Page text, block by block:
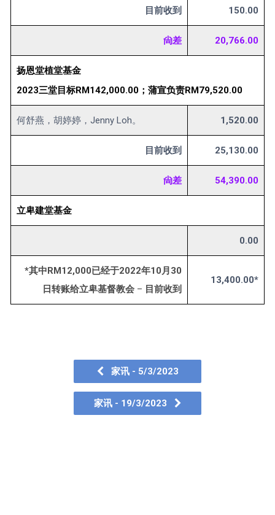
目前收到 150.00
尙差 20,766.00
扬恩堂植堂基金
2023三堂目标RM142,000.00；蒲宣负责RM79,520.00
何舒燕，胡婷婷，Jenny Loh。 1,520.00
目前收到 25,130.00
尙差 54,390.00
立卑建堂基金
0.00
*其中RM12,000已经于2022年10月30
日转账给立卑基督教会 – 目前收到
13,400.00*
家讯 - 5/3/2023
家讯 - 19/3/2023